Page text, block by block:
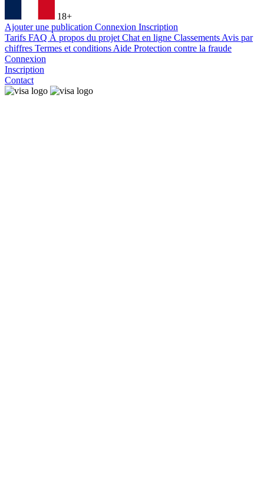
18+
Ajouter une publication Connexion Inscription
Tarifs FAQ À propos du projet Chat en ligne Classements Avis par
chiffres Termes et conditions Aide Protection contre la fraude
Connexion
Inscription
Contact